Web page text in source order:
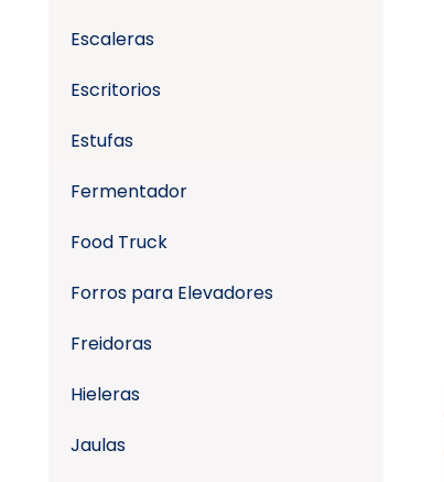
Escaleras
Escritorios
Estufas
Fermentador
Food Truck
Forros para Elevadores
Freidoras
Hieleras
Jaulas